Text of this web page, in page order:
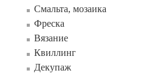
Смальта, мозаика
Фреска
Вязание
Квиллинг
Декупаж